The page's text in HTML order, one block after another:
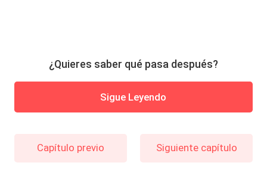
¿Quieres saber qué pasa después?
Sigue Leyendo
Capítulo previo Siguiente capítulo